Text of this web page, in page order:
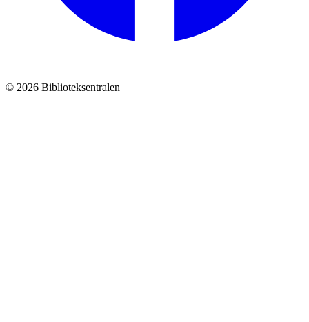
© 2026 Biblioteksentralen